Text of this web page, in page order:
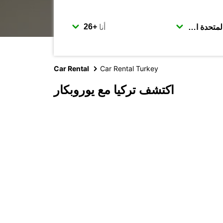
أنا
Car Rental Car Rental Turkey
اكتشف تركيا مع يوروبكار